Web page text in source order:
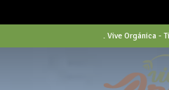
to
. Vive Orgánica -